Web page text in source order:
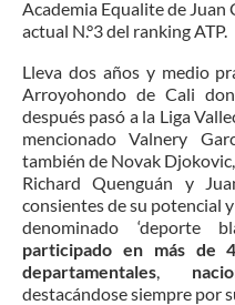
Academia Equalite de Juan
actual N.°3 del ranking ATP.
Lleva dos años y medio
Arroyohondo de Cali
después pasó a la Liga
mencionado Valnery
también de Novak
Richard Quenguán y
consientes de su potencial
denominado ‘deporte
participado en más de
departamentales
destacándose siempre por